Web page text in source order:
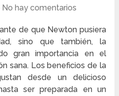
No hay comentarios
de que Newton pusiera
sino que también, la
gran importancia en el
sana. Los beneficios de la
desde un delicioso
ser preparada en un